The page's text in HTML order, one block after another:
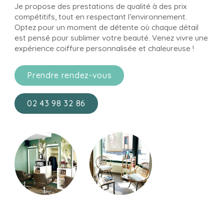
Je propose des prestations de qualité à des prix
compétitifs, tout en respectant l’environnement.
Optez pour un moment de détente où chaque détail
est pensé pour sublimer votre beauté. Venez vivre une
expérience coiffure personnalisée et chaleureuse !
Prendre rendez-vous
02 43 98 32 86